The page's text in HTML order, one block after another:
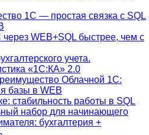
1С — простая связка с SQL
через WEB+SQL быстрее, чем с
учета.
«1С:КА» 2.0
Облачной 1С:
базы в WEB
стабильность работы в SQL
набор для начинающего
бухгалтерия +